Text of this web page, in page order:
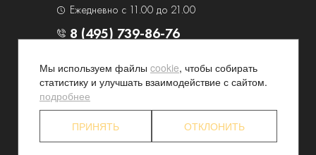
Ежедневно с 11.00 до 21.00
8 (495) 739-86-76
О компании
Услуги
Контакты и схема проезда
Наши преимущества
Партнерские программы
Конфиденциальность
Акционерам
Мы используем файлы cookie, чтобы собирать
статистику и улучшать взаимодействие с сайтом.
подробнее
ПРИНЯТЬ ОТКЛОНИТЬ